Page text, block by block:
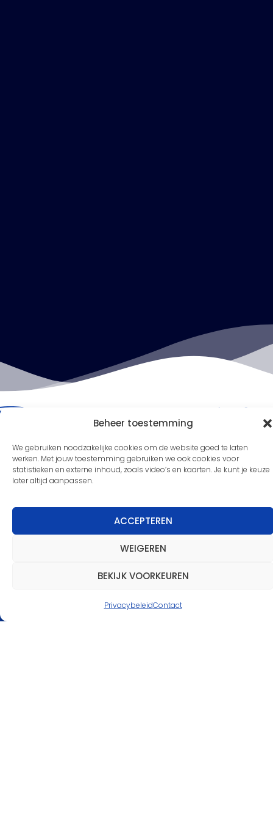
Beheer toestemming
We gebruiken noodzakelijke cookies om de website goed te laten
werken. Met jouw toestemming gebruiken we ook cookies voor
statistieken en externe inhoud, zoals video’s en kaarten. Je kunt je keuze
later altijd aanpassen.
ACCEPTEREN
WEIGEREN
BEKIJK VOORKEUREN
PrivacybeleidContact
Meld je aan voor de nieuwsbrief en blijf
ontwikkelingen binnen onze